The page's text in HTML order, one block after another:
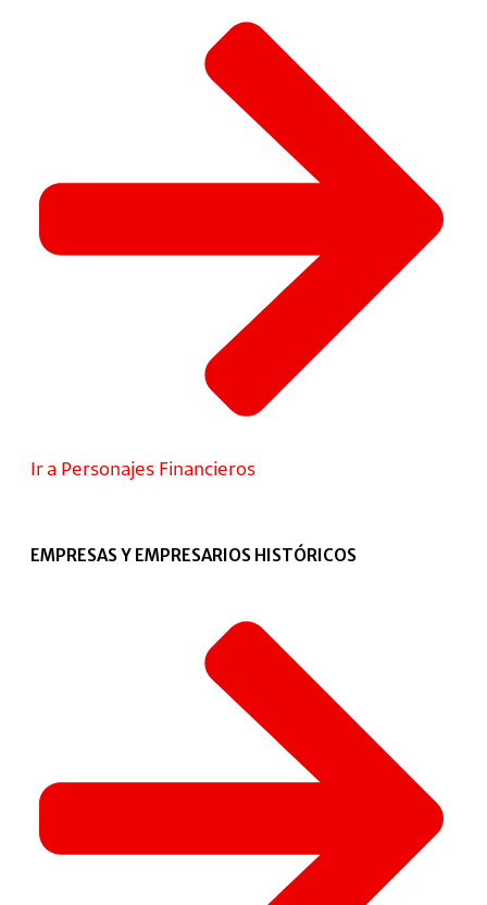
Ir a Personajes Financieros
EMPRESAS Y EMPRESARIOS HISTÓRICOS